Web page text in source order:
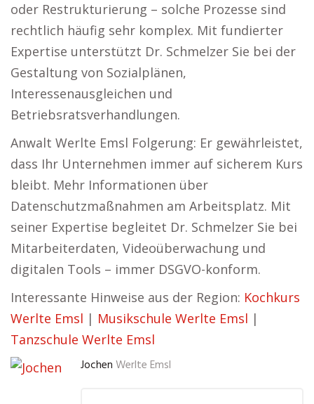
oder Restrukturierung – solche Prozesse sind
rechtlich häufig sehr komplex. Mit fundierter
Expertise unterstützt Dr. Schmelzer Sie bei der
Gestaltung von Sozialplänen,
Interessenausgleichen und
Betriebsratsverhandlungen.
Anwalt Werlte Emsl Folgerung: Er gewährleistet,
dass Ihr Unternehmen immer auf sicherem Kurs
bleibt. Mehr Informationen über
Datenschutzmaßnahmen am Arbeitsplatz. Mit
seiner Expertise begleitet Dr. Schmelzer Sie bei
Mitarbeiterdaten, Videoüberwachung und
digitalen Tools – immer DSGVO-konform.
Interessante Hinweise aus der Region: Kochkurs
Werlte Emsl | Musikschule Werlte Emsl |
Tanzschule Werlte Emsl
Jochen Werlte Emsl